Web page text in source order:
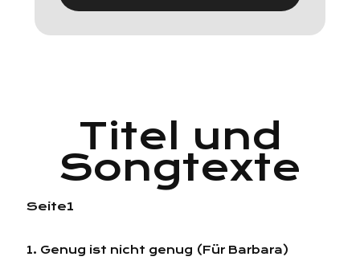
Titel und
Songtexte
Seite1
1. Genug ist nicht genug (Für Barbara)